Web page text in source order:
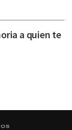
a quien te